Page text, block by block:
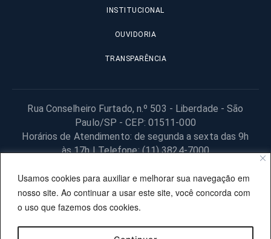
Usamos cookies para auxiliar e melhorar sua navegação em
nosso site. Ao continuar a usar este site, você concorda com
o uso que fazemos dos cookies.
INSTITUCIONAL
OUVIDORIA
TRANSPARÊNCIA
Rua Conselheiro Furtado, n.º 503 - Liberdade - São
Paulo/SP - CEP: 01511-000
Horários de Atendimento: de segunda a sexta das 9h
às 17h | Telefone: (11) 3824-7000
© 2025 Fundação Procon – SP – Todos os direitos reservados. |
Site desenvolvido pela PRODESP.